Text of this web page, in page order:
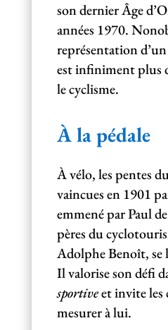
son dernier Âge
années 1970.
représentation
est infiniment plus
le cyclisme.
À la pédale
À vélo, les pentes
vaincues en 1901
emmené par Paul
pères du
Adolphe Benoît, se
Il valorise son défi
sportiveet invite les
mesurer à lui.